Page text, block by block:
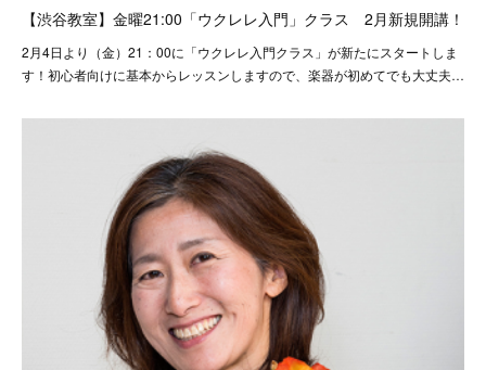
【渋谷教室】金曜21:00「ウクレレ入門」クラス 2月新規開講！
2月4日より（金）21：00に「ウクレレ入門クラス」が新たにスタートしま
す！初心者向けに基本からレッスンしますので、楽器が初めてでも大丈夫…